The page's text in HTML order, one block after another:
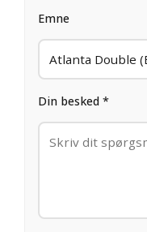
Emne
Din besked *